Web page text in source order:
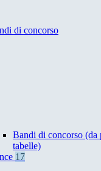
di concorso
Bandi di concorso (da
tabelle)
17